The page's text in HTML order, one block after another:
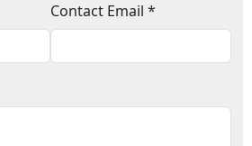
Contact Email *